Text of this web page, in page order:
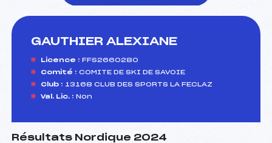
GAUTHIER ALEXIANE
Licence : FFS2660280
Comité : COMITE DE SKI DE SAVOIE
Club : 13168 CLUB DES SPORTS LA FECLAZ
Val. Lic. : Non
Résultats Nordique 2024